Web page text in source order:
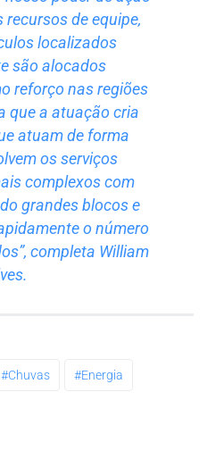
recursos de equipe,
localizados
são alocados
reforço nas regiões
que a atuação cria
atuam de forma
os serviços
complexos com
grandes blocos e
o número
completa William
#chuvas #energia